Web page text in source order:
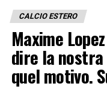
CALCIO ESTERO
Maxime
dire la
quel motivo.